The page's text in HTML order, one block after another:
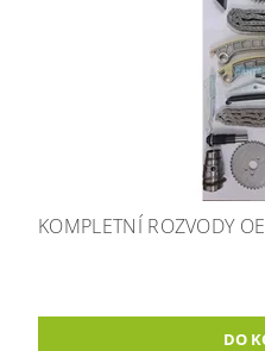
KOMPLETNÍ ROZVODY OE